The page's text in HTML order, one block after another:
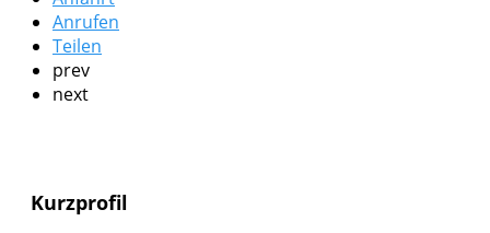
Anrufen
Teilen
prev
next
Kurzprofil